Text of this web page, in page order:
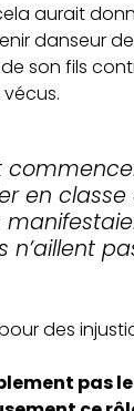
aurait
danseur
son fils
en
n’aillent
des
pas